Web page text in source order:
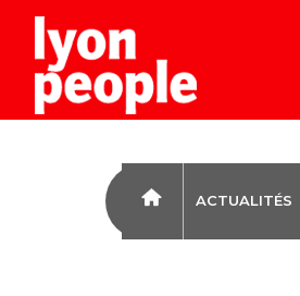
ACTUALITÉS